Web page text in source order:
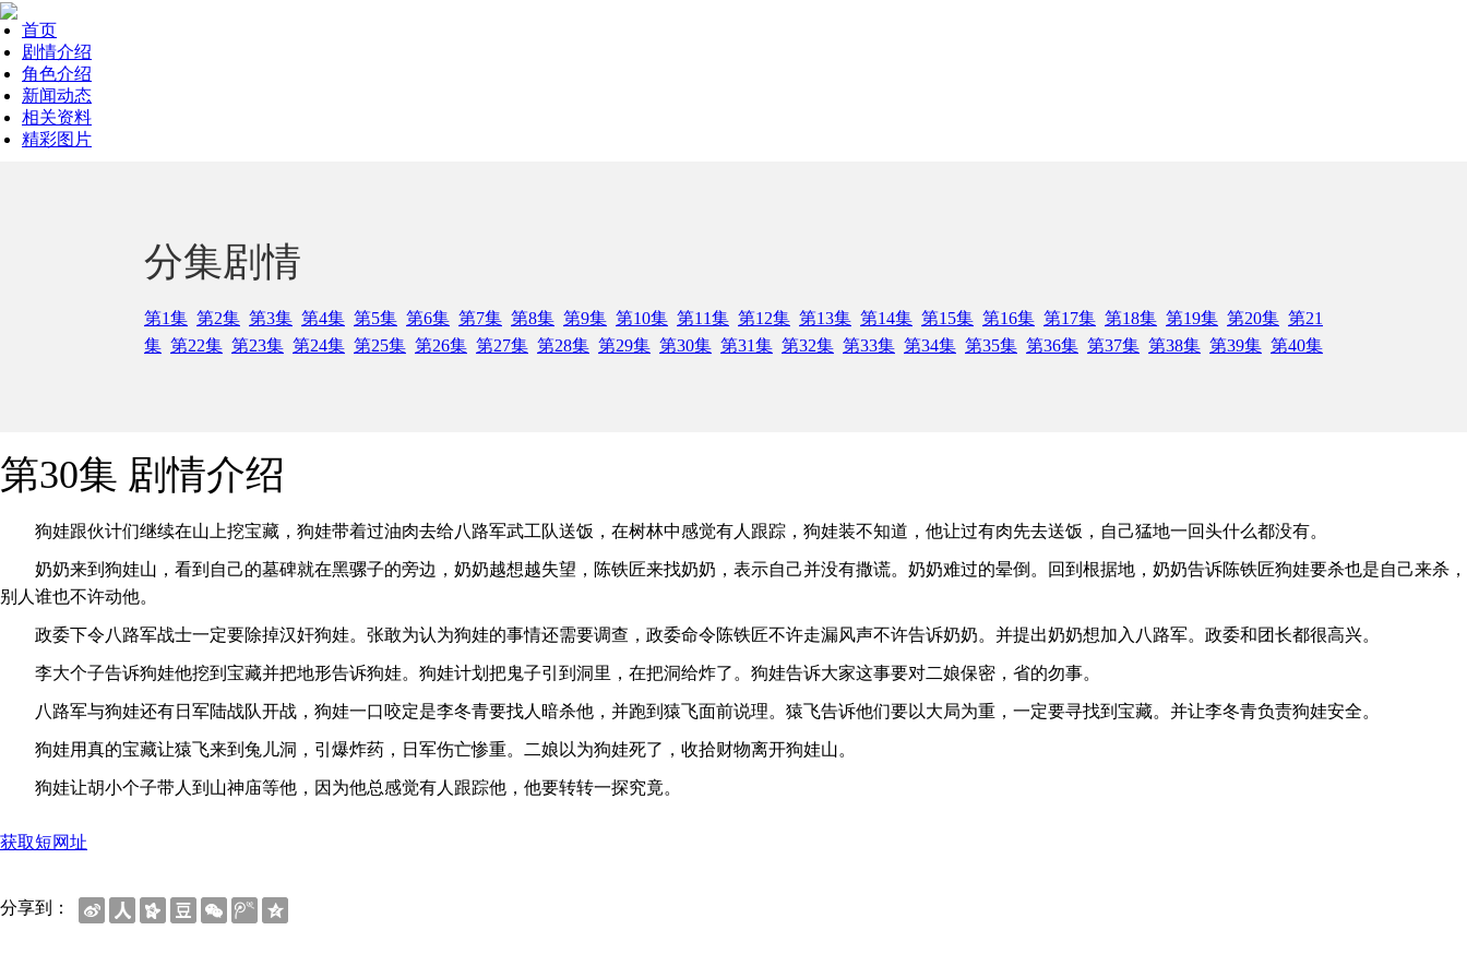
首页
剧情介绍
角色介绍
新闻动态
相关资料
精彩图片
分集剧情
第1集 第2集 第3集 第4集 第5集 第6集 第7集 第8集 第9集 第10集 第11集 第12集 第13集 第14集 第15集 第16集 第17集 第18集 第19集 第20集 第21
集 第22集 第23集 第24集 第25集 第26集 第27集 第28集 第29集 第30集 第31集 第32集 第33集 第34集 第35集 第36集 第37集 第38集 第39集 第40集
第30集 剧情介绍
狗娃跟伙计们继续在山上挖宝藏，狗娃带着过油肉去给八路军武工队送饭，在树林中感觉有人跟踪，狗娃装不知道，他让过有肉先去送饭，自己猛地一回头什么都没有。
奶奶来到狗娃山，看到自己的墓碑就在黑骡子的旁边，奶奶越想越失望，陈铁匠来找奶奶，表示自己并没有撒谎。奶奶难过的晕倒。回到根据地，奶奶告诉陈铁匠狗娃要杀也是自己来杀，
别人谁也不许动他。
政委下令八路军战士一定要除掉汉奸狗娃。张敢为认为狗娃的事情还需要调查，政委命令陈铁匠不许走漏风声不许告诉奶奶。并提出奶奶想加入八路军。政委和团长都很高兴。
李大个子告诉狗娃他挖到宝藏并把地形告诉狗娃。狗娃计划把鬼子引到洞里，在把洞给炸了。狗娃告诉大家这事要对二娘保密，省的勿事。
八路军与狗娃还有日军陆战队开战，狗娃一口咬定是李冬青要找人暗杀他，并跑到猿飞面前说理。猿飞告诉他们要以大局为重，一定要寻找到宝藏。并让李冬青负责狗娃安全。
狗娃用真的宝藏让猿飞来到兔儿洞，引爆炸药，日军伤亡惨重。二娘以为狗娃死了，收拾财物离开狗娃山。
狗娃让胡小个子带人到山神庙等他，因为他总感觉有人跟踪他，他要转转一探究竟。
获取短网址
分享到：